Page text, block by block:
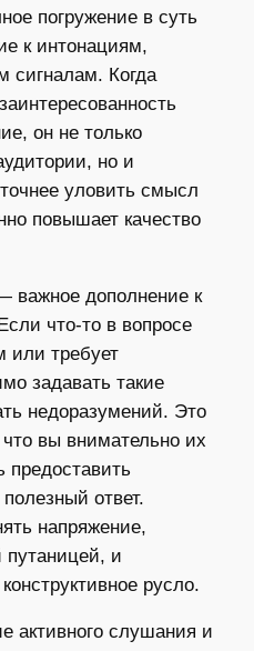
погружение в суть
к интонациям,
сигналам. Когда
он не только
но и
уловить смысл
повышает качество
дополнение к
что-то в вопросе
или требует
задавать такие
недоразумений. Это
вы внимательно их
предоставить
ответ.
напряжение,
путаницей, и
русло.
активного слушания и